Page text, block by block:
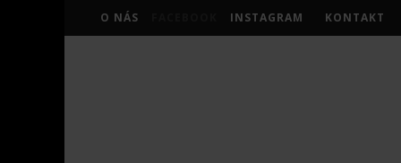
O NÁS INSTAGRAM KONTAKT